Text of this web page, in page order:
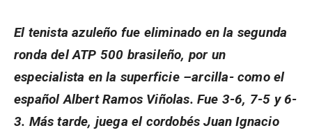
El tenista azuleño fue eliminado en la segunda
ronda del ATP 500 brasileño, por un
especialista en la superficie –arcilla- como el
español Albert Ramos Viñolas. Fue 3-6, 7-5 y 6-
3. Más tarde, juega el cordobés Juan Ignacio